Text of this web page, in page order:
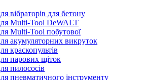
вібраторів для бетону
Multi-Tool DeWALT
Multi-Tool побутової
акумуляторних викруток
краскопультів
парових щіток
пилососів
пневматичного інструменту